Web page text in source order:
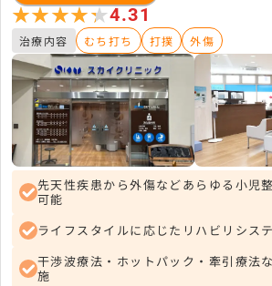
★★★★★
★★★★★4.31
治療内容 むち打ち 打撲 外傷
先天性疾患から外傷などあらゆる小児
可能
ライフスタイルに応じたリハビリシス
干渉波療法・ホットパック・牽引療法
施